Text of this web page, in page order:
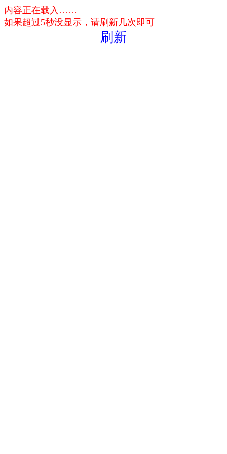
内容正在载入……
如果超过5秒没显示，请刷新几次即可
刷新